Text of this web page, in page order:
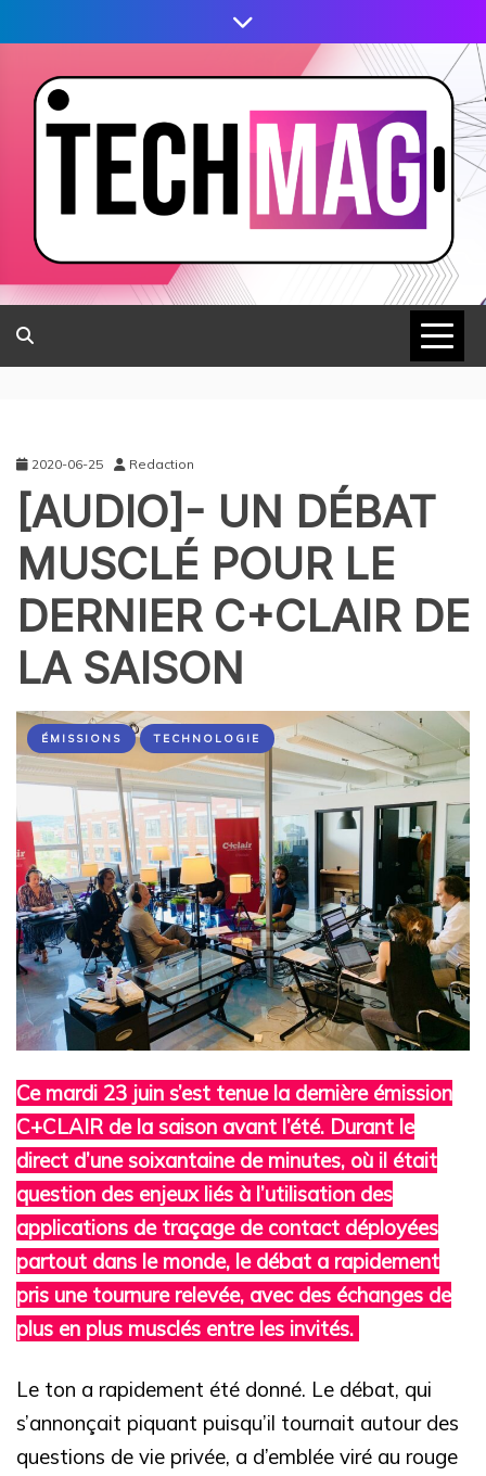
2020-06-25 Redaction
[AUDIO]- UN DÉBAT
MUSCLÉ POUR LE
DERNIER C+CLAIR DE
LA SAISON
ÉMISSIONS TECHNOLOGIE
Ce mardi 23 juin s’est tenue la dernière émission
C+CLAIR de la saison avant l’été. Durant le
direct d’une soixantaine de minutes, où il était
question des enjeux liés à l’utilisation des
applications de traçage de contact déployées
partout dans le monde, le débat a rapidement
pris une tournure relevée, avec des échanges de
plus en plus musclés entre les invités.
Le ton a rapidement été donné. Le débat, qui
s’annonçait piquant puisqu’il tournait autour des
questions de vie privée, a d’emblée viré au rouge